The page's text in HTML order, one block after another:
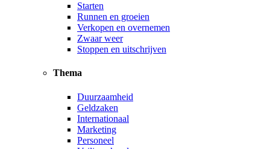
Starten
Runnen en groeien
Verkopen en overnemen
Zwaar weer
Stoppen en uitschrijven
Thema
Duurzaamheid
Geldzaken
Internationaal
Marketing
Personeel